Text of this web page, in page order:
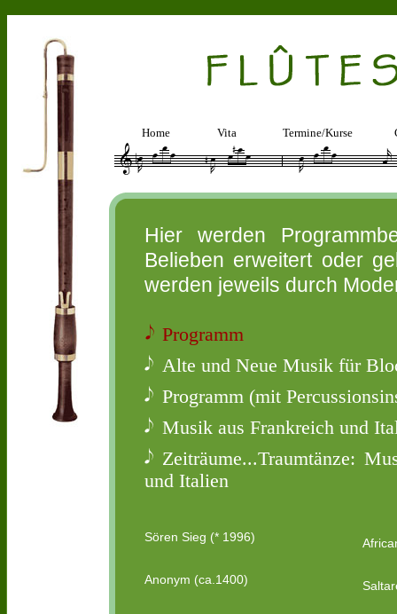
Home Vita Termine/Kurse
Hier werden
Belieben erweitert oder
werden jeweils durch
Programm
Alte und Neue Musik für
Programm (mit
Musik aus Frankreich und
Zeiträume...Traumtänze:
und Italien
Sören Sieg (* 1996)
Anonym (ca.1400)